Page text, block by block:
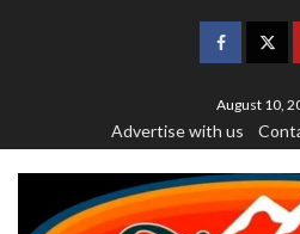
August 10,
Advertise with us